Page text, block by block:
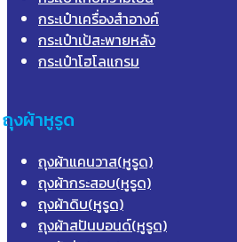
กระเป๋าเครื่องสำอางค์
กระเป๋าเป้สะพายหลัง
กระเป๋าโฮโลแกรม
ถุงผ้าหูรูด
ถุงผ้าแคนวาส(หูรูด)
ถุงผ้ากระสอบ(หูรูด)
ถุงผ้าดิบ(หูรูด)
ถุงผ้าสปันบอนด์(หูรูด)